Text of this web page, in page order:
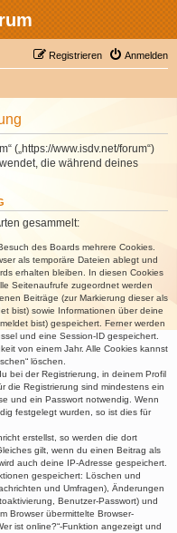
Anmelden
Registrieren
(„https://www.isdv.net/forum“)
die während deines
gesammelt:
des Boards mehrere Cookies.
als temporäre Dateien ablegt und
erhalten bleiben. In diesen Cookies
Seitenaufrufe zugeordnet werden
Beiträge (zur Markierung dieser als
bist) sowie Informationen über deine
bist) gespeichert. Ferner werden
und eine Session-ID gespeichert.
von einem Jahr. Alle Cookies kannst
löschen.
bei der Registrierung, in deinem Profil
die Registrierung sind mindestens ein
und ein Passwort notwendig. Wenn
festgelegt wurden, so ist dies für
erstellst, so werden die dort
gilt, wenn du einen Beitrag als
auch deine IP-Adresse gespeichert.
gespeichert: Löschen und
und Umfragen), Änderungen
Benutzer-Passwort) und
Browser übermittelte Browser-
ist online?“-Funktion angezeigt und